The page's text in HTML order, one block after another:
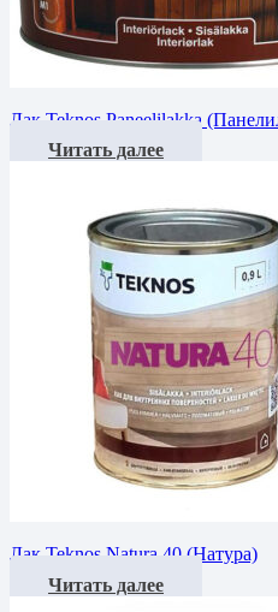
Лак Teknos Paneelilakka
Читать далее
Лак Teknos Natura 40 (Натура)
Читать далее